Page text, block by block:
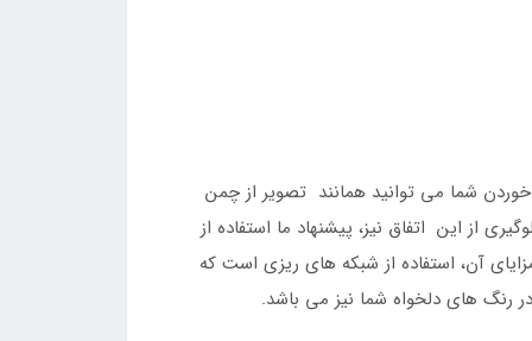
خوردن شما می توانید همانند تصویر از چمن
از این اتفاق نیز، پیشنهاد ما استفاده از
آن، استفاده از شبکه های ریزی است که
رنگ های دلخواه شما نیز می باشد.